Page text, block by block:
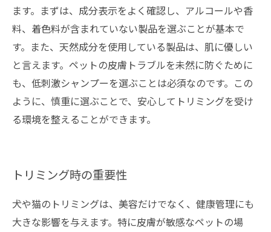
ます。まずは、成分表示をよく確認し、アルコールや香
料、着色料が含まれていない製品を選ぶことが基本で
す。また、天然成分を使用している製品は、肌に優しい
と言えます。ペットの皮膚トラブルを未然に防ぐために
も、低刺激シャンプーを選ぶことは必須なのです。この
ように、慎重に選ぶことで、安心してトリミングを受け
る環境を整えることができます。
トリミング時の重要性
犬や猫のトリミングは、美容だけでなく、健康管理にも
大きな影響を与えます。特に皮膚が敏感なペットの場